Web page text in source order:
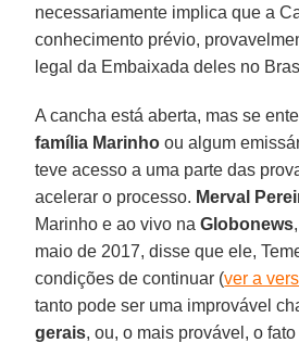
necessariamente implica que a
conhecimento prévio,
legal da Embaixada deles no
A cancha está aberta, mas se
família Marinho ou algum
teve acesso a uma parte das
acelerar o processo. Merval
Marinho e ao vivo naGlobonews
maio de 2017, disse que ele,
condições de continuar (ver a
tanto pode ser uma improvável
gerais, ou, o mais provável, o